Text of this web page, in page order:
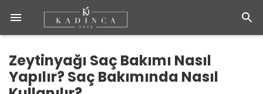
Zeytinyağı Saç Bakımı Nasıl
Yapılır? Saç Bakımında Nasıl